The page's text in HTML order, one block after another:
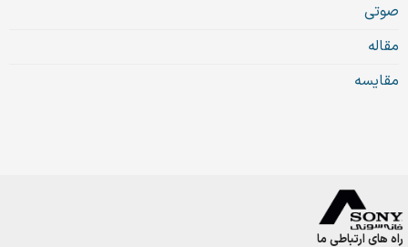
صوتی
مقاله
مقایسه
راه های ارتباطی ما